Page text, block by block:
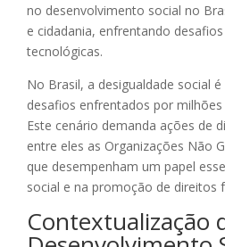
no desenvolvimento social no
e cidadania, enfrentando
tecnológicas.
No Brasil, a desigualdade social
desafios enfrentados por
Este cenário demanda ações de
entre eles as Organizações Não
que desempenham um papel
social e na promoção de direitos
Contextualização